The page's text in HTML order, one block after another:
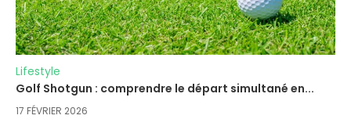
Lifestyle
Golf Shotgun : comprendre le départ simultané en...
17 FÉVRIER 2026